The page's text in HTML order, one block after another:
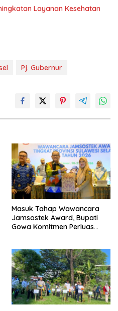
Layanan Kesehatan
Pj. Gubernur
Masuk Tahap Wawancara
Jamsostek Award, Bupati
Gowa Komitmen Perluas